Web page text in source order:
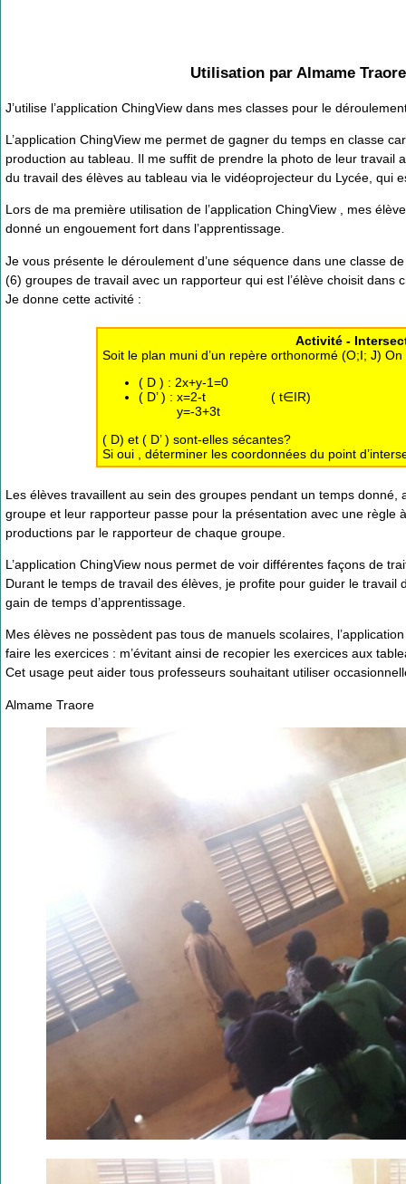
Utilisation par Almame
J’utilise l’application ChingView dans mes classes pour le
L’application ChingView me permet de gagner du temps en classe
production au tableau. Il me suffit de prendre la photo de leur travail
du travail des élèves au tableau via le vidéoprojecteur du Lycée, qui
Lors de ma première utilisation de l’application ChingView , mes
donné un engouement fort dans l’apprentissage.
Je vous présente le déroulement d’une séquence dans une classe
(6) groupes de travail avec un rapporteur qui est l’élève choisit
Je donne cette activité :
Activité -
Soit le plan muni d’un repère orthonormé (O;I; J)
( D ) : 2x+y-1=0
( D’ ) : x=2-t
y=-3+3t
( t∈IR)
( D) et ( D’ ) sont-elles sécantes?
Si oui , déterminer les coordonnées du point
Les élèves travaillent au sein des groupes pendant un temps
groupe et leur rapporteur passe pour la présentation avec une règle
productions par le rapporteur de chaque groupe.
L’application ChingView nous permet de voir différentes façons de
Durant le temps de travail des élèves, je profite pour guider le
gain de temps d’apprentissage.
Mes élèves ne possèdent pas tous de manuels scolaires,
faire les exercices : m’évitant ainsi de recopier les exercices aux
Cet usage peut aider tous professeurs souhaitant utiliser
Almame Traore